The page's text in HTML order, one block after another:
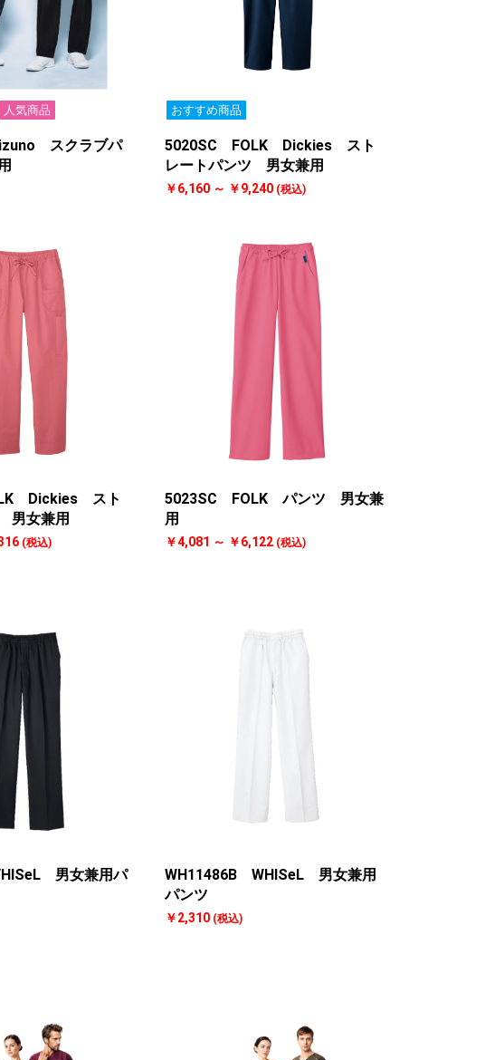
人気商品
スクラブパ
おすすめ商品
5020SC FOLK Dickies スト
レートパンツ 男女兼用
￥6,160 ～ ￥9,240 (税込)
Dickies スト
男女兼用
(税込)
5023SC FOLK パンツ 男女兼
用
￥4,081 ～ ￥6,122 (税込)
男女兼用パ
WH11486B WHISeL 男女兼用
パンツ
￥2,310 (税込)